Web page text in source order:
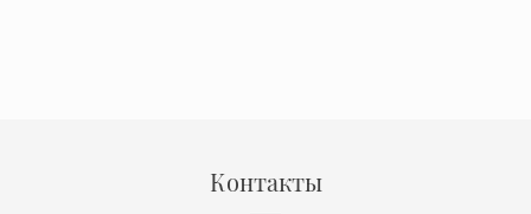
Контакты